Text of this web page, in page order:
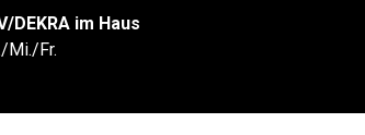
DEKRA im Haus
Mi./Fr.